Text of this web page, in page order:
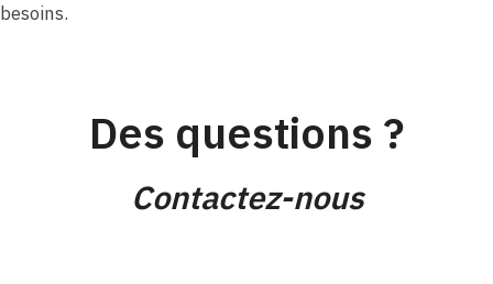
besoins.
Des questions ?
Contactez-nous